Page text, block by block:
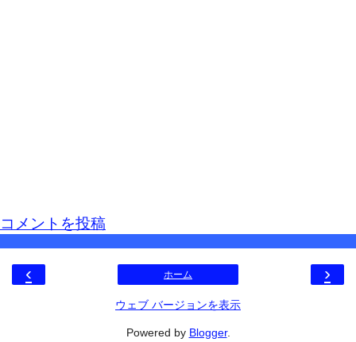
コメントを投稿
‹ ›
ホーム
ウェブ バージョンを表示
Powered by Blogger.